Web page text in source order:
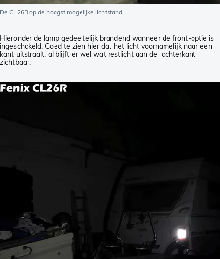
De CL26R op de hoogst mogelijke lichtstand.
Hieronder de lamp gedeeltelijk brandend wanneer de front-optie is
ingeschakeld. Goed te zien hier dat het licht voornamelijk naar een
kant uitstraalt, al blijft er wel wat restlicht aan de achterkant
zichtbaar.